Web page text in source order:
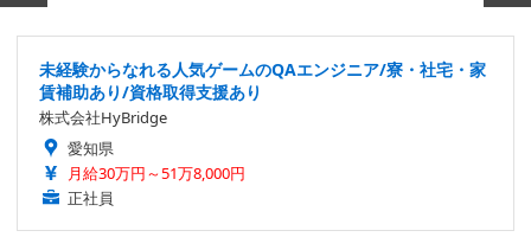
未経験からなれる人気ゲームのQAエンジニア/寮・社宅・家
賃補助あり/資格取得支援あり
株式会社HyBridge
愛知県
月給30万円～51万8,000円
正社員